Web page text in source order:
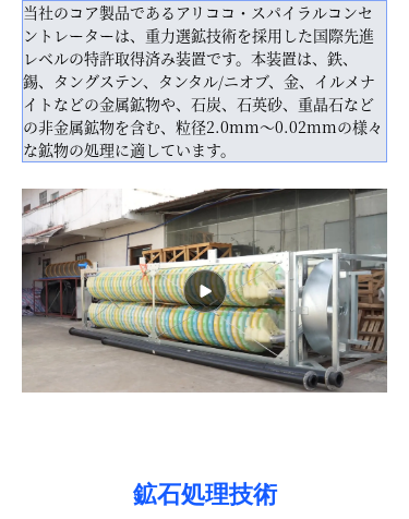
当社のコア製品であるアリココ・スパイラルコンセ
ントレーターは、重力選鉱技術を採用した国際先進
レベルの特許取得済み装置です。本装置は、鉄、
錫、タングステン、タンタル/ニオブ、金、イルメナ
イトなどの金属鉱物や、石炭、石英砂、重晶石など
の非金属鉱物を含む、粒径2.0mm～0.02mmの様々
な鉱物の処理に適しています。
鉱石処理技術